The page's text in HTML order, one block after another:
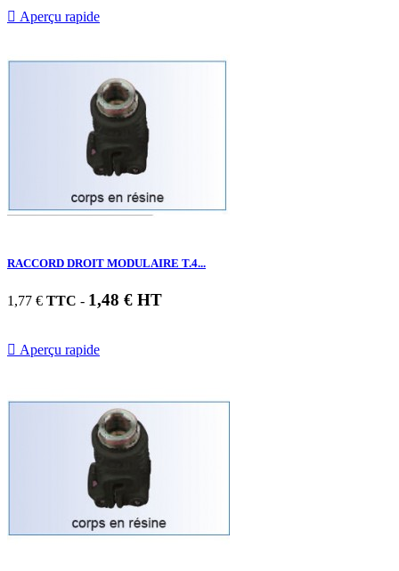
 Aperçu rapide
RACCORD DROIT MODULAIRE T.4...
1,77 € TTC - 1,48 € HT
 Aperçu rapide